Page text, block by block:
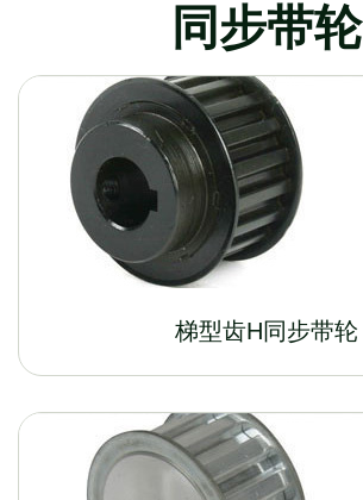
同步带轮
梯型齿H同步带轮